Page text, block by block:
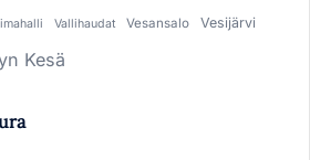
Vallihaudat Vesansalo Vesijärvi
Kesä